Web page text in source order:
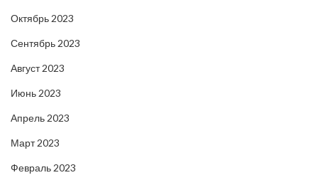
Октябрь 2023
Сентябрь 2023
Август 2023
Июнь 2023
Апрель 2023
Март 2023
Февраль 2023